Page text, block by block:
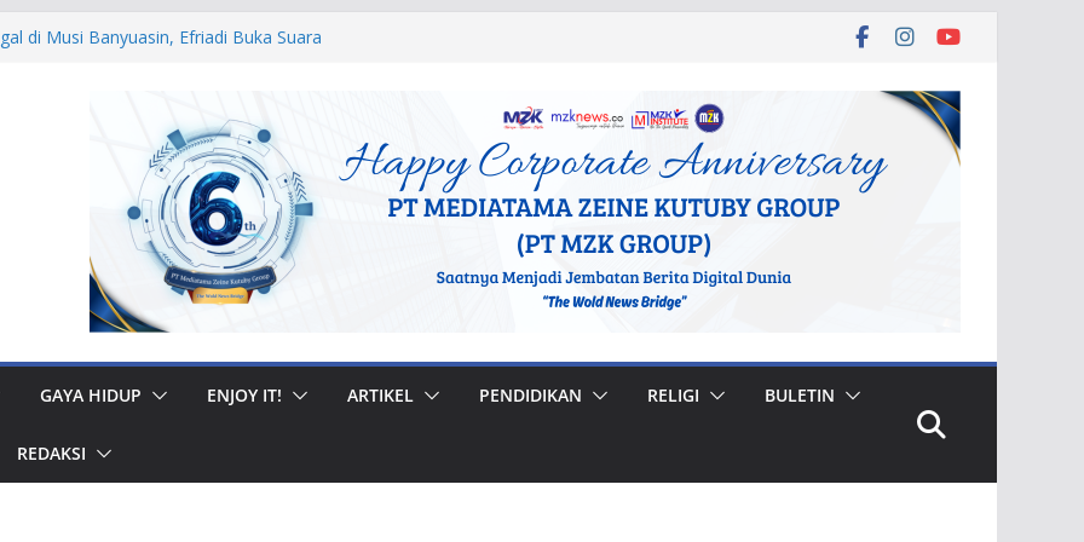
di Musi Banyuasin, Efriadi Buka Suara
Rumah di Gunung Kerinci, Anggota
Bantuan Tepat Sasaran
Bupati Bursah Zarnubi Inisiasi
di Kota Lahat
Muhidi Ajak Masyarakat Bangun
Jaga Ketertiban Sosial
GAYA HIDUP ENJOY IT! ARTIKEL PENDIDIKAN RELIGI BULETIN
REDAKSI